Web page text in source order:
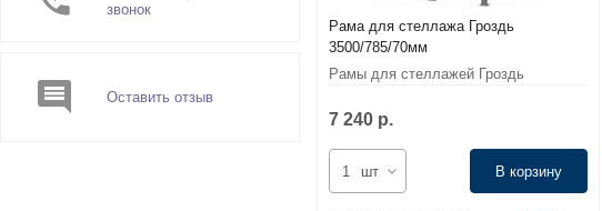
звонок
Оставить отзыв
Рама для стеллажа Гроздь
3500/785/70мм
Рамы для стеллажей Гроздь
7 240 р.
шт В корзину